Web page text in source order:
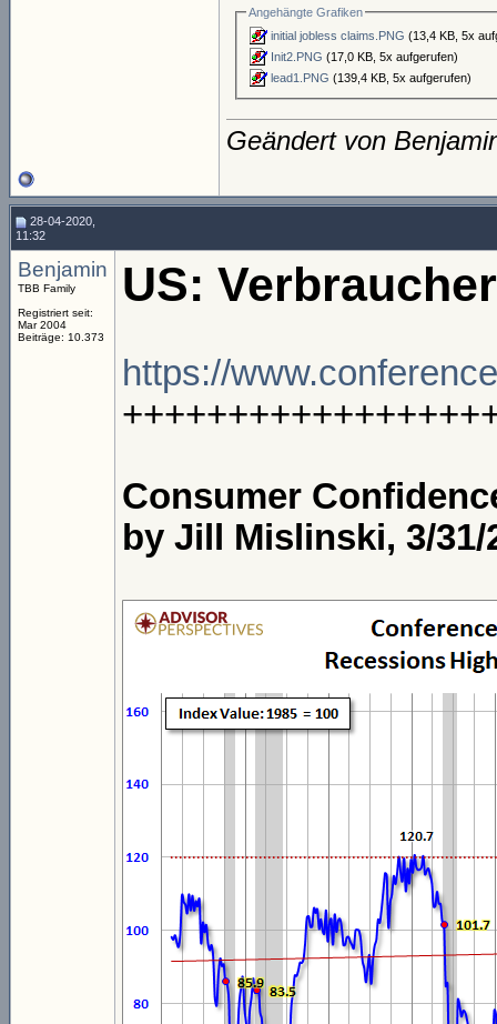
Angehängte Grafiken
initial jobless claims.PNG (13,4 KB, 5x
Init2.PNG (17,0 KB, 5x aufgerufen)
lead1.PNG (139,4 KB, 5x aufgerufen)
Geändert von
28-04-2020,
11:32
Benjamin
TBB Family
Registriert seit:
Mar 2004
Beiträge: 10.373
US:
https://
Consumer
by Jill Mislinski, 3/31/